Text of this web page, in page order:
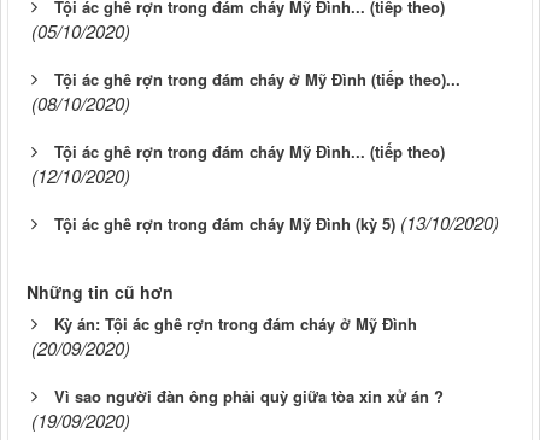
Tội ác ghê rợn trong đám cháy Mỹ Đình... (tiếp theo)
(05/10/2020)
Tội ác ghê rợn trong đám cháy ở Mỹ Đình (tiếp theo)...
(08/10/2020)
Tội ác ghê rợn trong đám cháy Mỹ Đình... (tiếp theo)
(12/10/2020)
Tội ác ghê rợn trong đám cháy Mỹ Đình (kỳ 5) (13/10/2020)
Những tin cũ hơn
Kỳ án: Tội ác ghê rợn trong đám cháy ở Mỹ Đình
(20/09/2020)
Vì sao người đàn ông phải quỳ giữa tòa xin xử án ?
(19/09/2020)